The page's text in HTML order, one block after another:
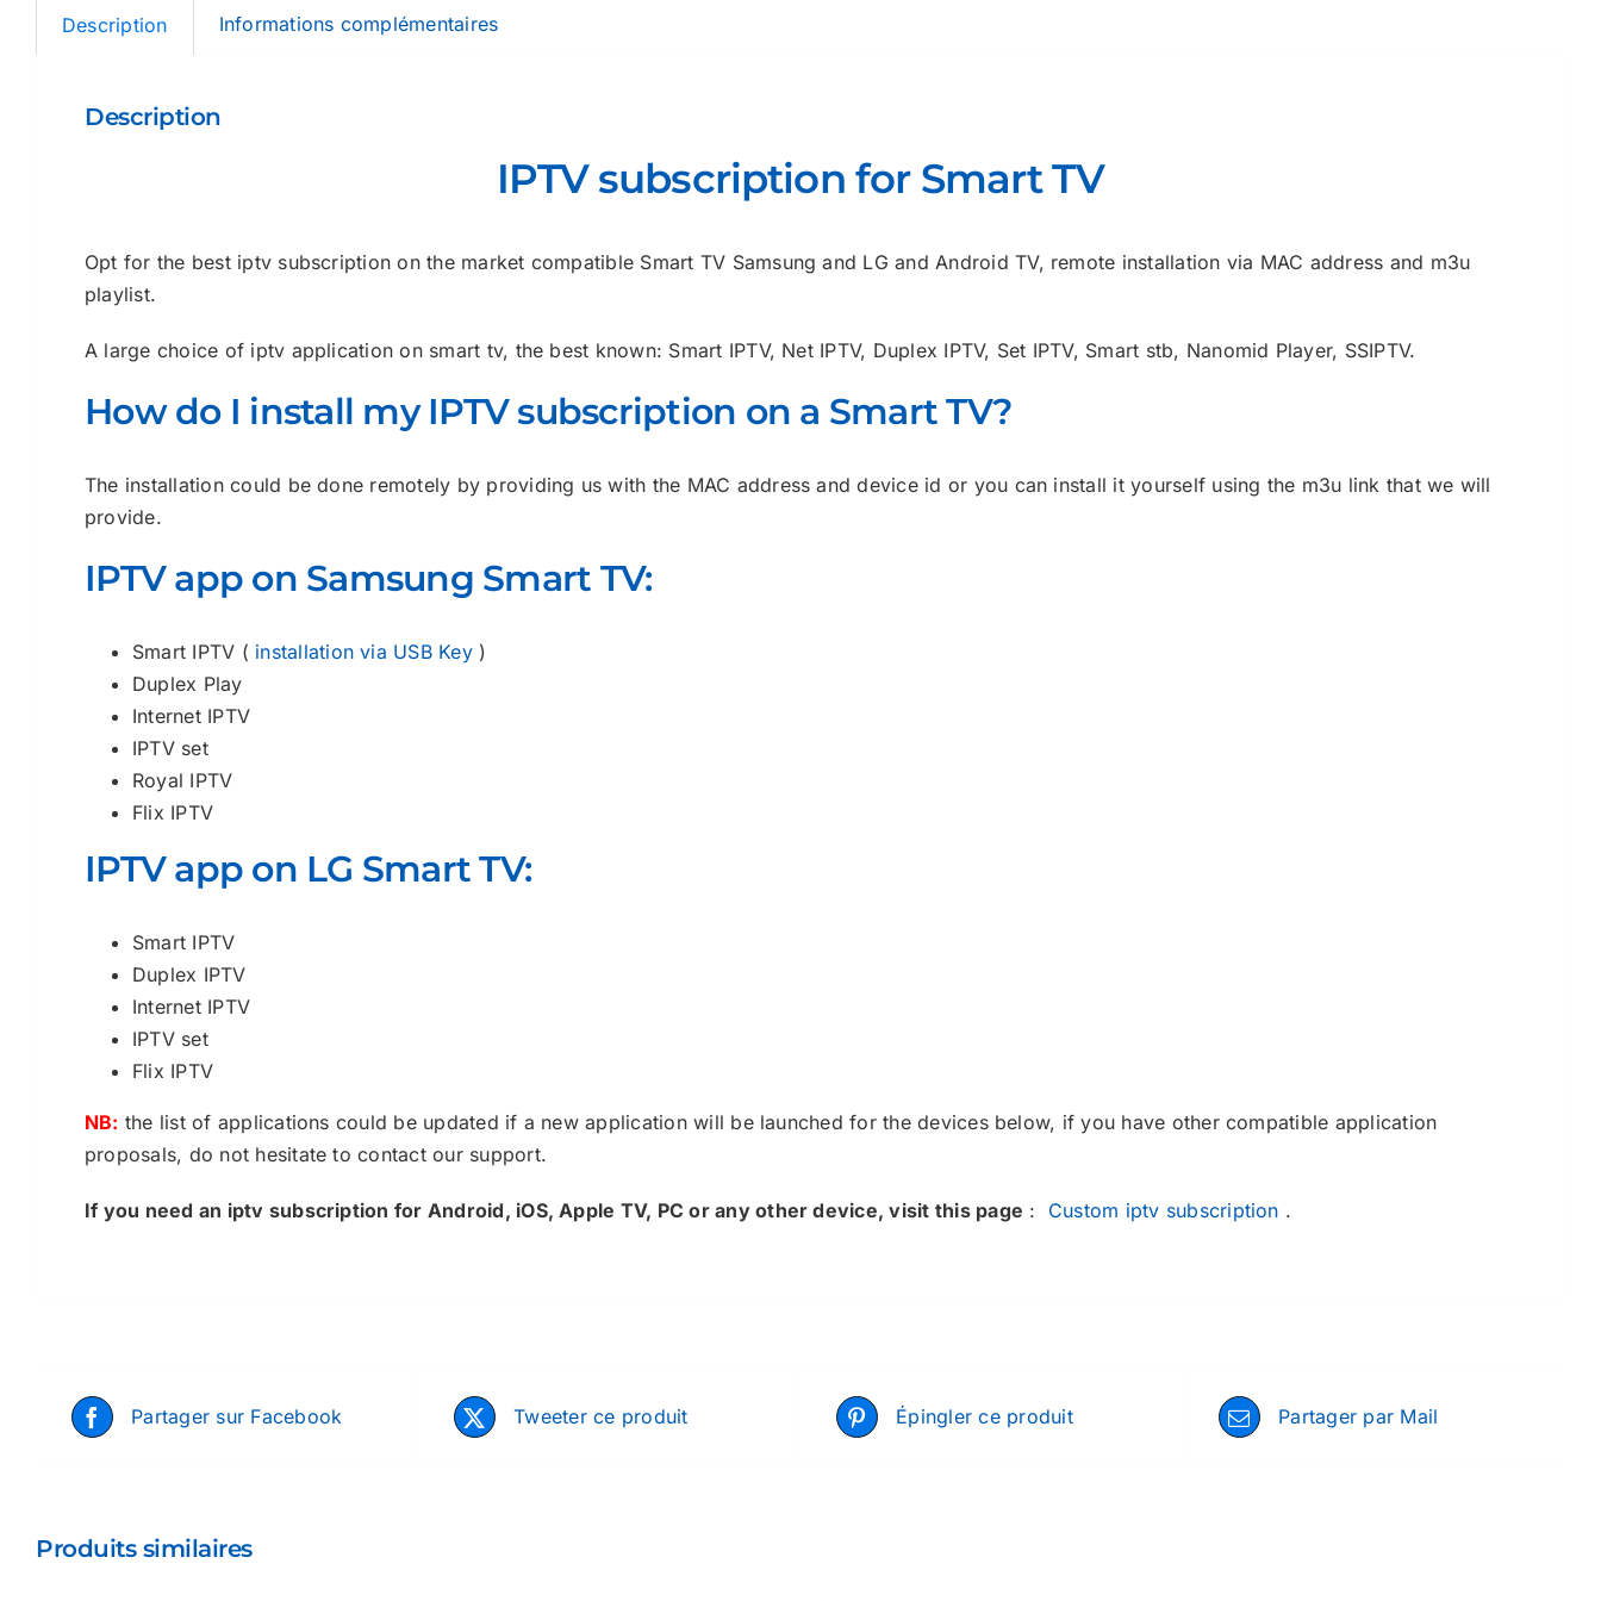
Description Informations complémentaires
Description
IPTV subscription for Smart TV
Opt for the best iptv subscription on the market compatible Smart TV Samsung and LG and Android TV, remote installation via MAC address and m3u
playlist.
A large choice of iptv application on smart tv, the best known: Smart IPTV, Net IPTV, Duplex IPTV, Set IPTV, Smart stb, Nanomid Player, SSIPTV.
How do I install my IPTV subscription on a Smart TV?
The installation could be done remotely by providing us with the MAC address and device id or you can install it yourself using the m3u link that we will
provide.
IPTV app on Samsung Smart TV:
Smart IPTV ( installation via USB Key)
Duplex Play
Internet IPTV
IPTV set
Royal IPTV
Flix IPTV
IPTV app on LG Smart TV:
Smart IPTV
Duplex IPTV
Internet IPTV
IPTV set
Flix IPTV
NB: the list of applications could be updated if a new application will be launched for the devices below, if you have other compatible application
proposals, do not hesitate to contact our support.
If you need an iptv subscription for Android, iOS, Apple TV, PC or any other device, visit this page : Custom iptv subscription .
Partager sur Facebook Tweeter ce produit Épingler ce produit Partager par Mail
Produits similaires